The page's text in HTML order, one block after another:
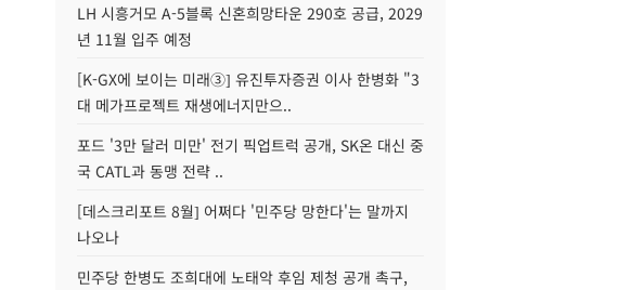
LH 시흥거모 A-5블록 신혼희망타운 290호 공급, 2029
년 11월 입주 예정
[K-GX에 보이는 미래③] 유진투자증권 이사 한병화 "3
대 메가프로젝트 재생에너지만으..
포드 '3만 달러 미만' 전기 픽업트럭 공개, SK온 대신 중
국 CATL과 동맹 전략 ..
[데스크리포트 8월] 어쩌다 '민주당 망한다'는 말까지
나오나
민주당 한병도 조희대에 노태악 후임 제청 공개 촉구,